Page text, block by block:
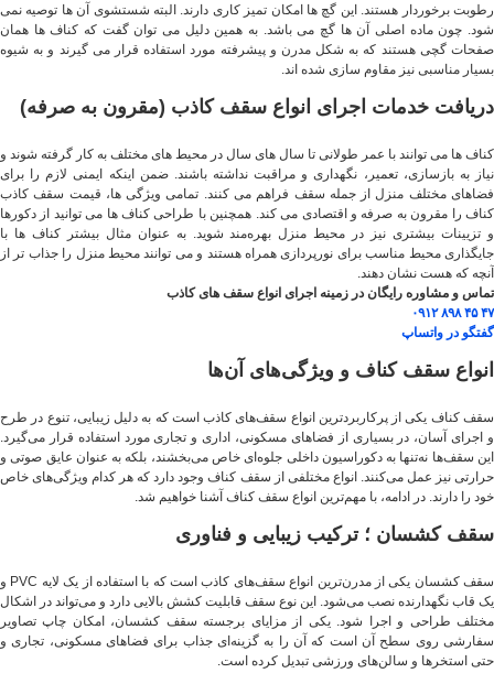
رطوبت برخوردار هستند. این گچ ها امکان تمیز کاری دارند. البته شستشوی آن ها توصیه نمی
شود. چون ماده اصلی آن ها گچ می باشد. به همین دلیل می ‌توان گفت که کناف ها همان
صفحات گچی هستند که به شکل مدرن و پیشرفته مورد استفاده قرار می ‌گیرند و به شیوه
بسیار مناسبی نیز مقاوم سازی شده اند.
دریافت خدمات اجرای انواع سقف کاذب (مقرون به صرفه)
کناف ها می ‌توانند با عمر طولانی تا سال های سال در محیط های مختلف به کار گرفته شوند و
نیاز به بازسازی، تعمیر، نگهداری و مراقبت نداشته باشند. ضمن اینکه ایمنی لازم را برای
فضاهای مختلف منزل از جمله سقف فراهم می کنند. تمامی ویژگی ها، قیمت سقف کاذب
کناف را مقرون به صرفه و اقتصادی می کند. همچنین با طراحی کناف ها می توانید از دکورها
و تزیینات بیشتری نیز در محیط منزل بهره‌مند شوید. به عنوان مثال بیشتر کناف ها با
جایگذاری محیط مناسب برای نورپردازی همراه هستند و می توانند محیط منزل را جذاب تر از
آنچه که هست نشان دهند.
تماس و مشاوره رایگان در زمینه اجرای انواع سقف های کاذب
۴۷ ۴۵ ۸۹۸ ۰۹۱۲
گفتگو در واتساپ
انواع سقف کناف و ویژگی‌های آن‌ها
سقف کناف یکی از پرکاربردترین انواع سقف‌های کاذب است که به دلیل زیبایی، تنوع در طرح
و اجرای آسان، در بسیاری از فضاهای مسکونی، اداری و تجاری مورد استفاده قرار می‌گیرد.
این سقف‌ها نه‌تنها به دکوراسیون داخلی جلوه‌ای خاص می‌بخشند، بلکه به عنوان عایق صوتی و
حرارتی نیز عمل می‌کنند. انواع مختلفی از سقف کناف وجود دارد که هر کدام ویژگی‌های خاص
خود را دارند. در ادامه، با مهم‌ترین انواع سقف کناف آشنا خواهیم شد.
سقف کشسان ؛ ترکیب زیبایی و فناوری
سقف کشسان یکی از مدرن‌ترین انواع سقف‌های کاذب است که با استفاده از یک لایه PVC و
یک قاب نگهدارنده نصب می‌شود. این نوع سقف قابلیت کشش بالایی دارد و می‌تواند در اشکال
مختلف طراحی و اجرا شود. یکی از مزایای برجسته سقف کشسان، امکان چاپ تصاویر
سفارشی روی سطح آن است که آن را به گزینه‌ای جذاب برای فضاهای مسکونی، تجاری و
حتی استخرها و سالن‌های ورزشی تبدیل کرده است.